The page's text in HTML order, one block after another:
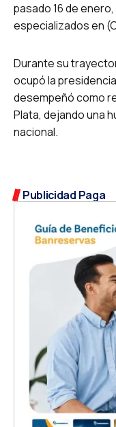
pasado 16 de
especializados en
Durante su
ocupó la
desempeñó como
Plata, dejando una
nacional.
Publicidad Paga